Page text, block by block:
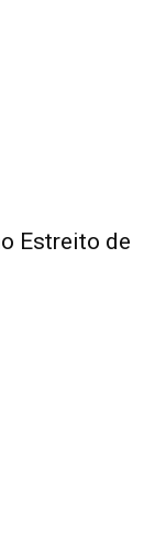
Estreito de